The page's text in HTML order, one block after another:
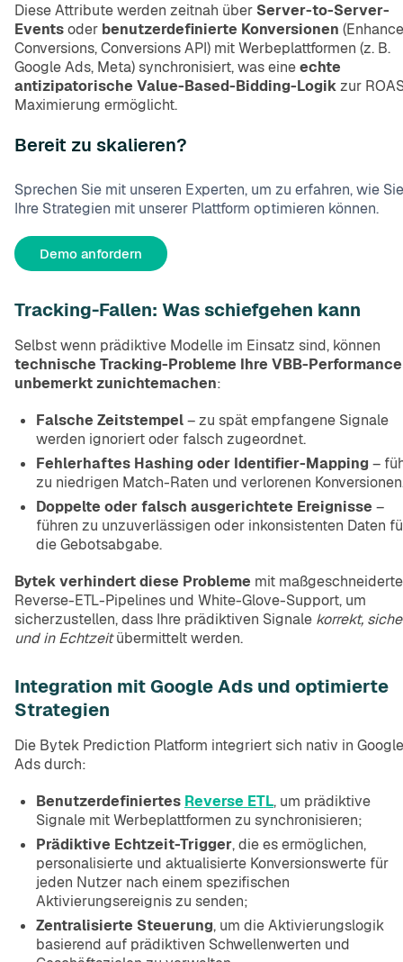
Diese Attribute werden zeitnah über Server-to-Server-
Eventsoder benutzerdefinierte Konversionen
Conversions, Conversions API) mit Werbeplattformen (z. B.
Google Ads, Meta) synchronisiert, was eineechte
antizipatorische Value-Based-Bidding-Logikzur
Maximierung ermöglicht.
Bereit zu skalieren?
Sprechen Sie mit unseren Experten, um zu erfahren, wie Sie
Ihre Strategien mit unserer Plattform optimieren können.
Demo anfordern
Tracking-Fallen: Was schiefgehen kann
Selbst wenn prädiktive Modelle im Einsatz sind, können
technische Tracking-Probleme Ihre VBB-Performance
unbemerkt zunichtemachen:
Falsche Zeitstempel– zu spät empfangene Signale
werden ignoriert oder falsch zugeordnet.
Fehlerhaftes Hashing oder Identifier-Mapping –
zu niedrigen Match-Raten und verlorenen
Doppelte oder falsch ausgerichtete Ereignisse –
führen zu unzuverlässigen oder inkonsistenten Daten
die Gebotsabgabe.
Bytek verhindert diese Probleme mit
Reverse-ETL-Pipelines und White-Glove-Support, um
sicherzustellen, dass Ihre prädiktiven Signale korrekt,
und in Echtzeitübermittelt werden.
Integration mit Google Ads und optimierte
Strategien
Die Bytek Prediction Platform integriert sich nativ in Google
Ads durch:
Benutzerdefiniertes Reverse ETL, um prädiktive
Signale mit Werbeplattformen zu synchronisieren;
Prädiktive Echtzeit-Trigger, die es ermöglichen,
personalisierte und aktualisierte Konversionswerte für
jeden Nutzer nach einem spezifischen
Aktivierungsereignis zu senden;
Zentralisierte Steuerung, um die Aktivierungslogik
basierend auf prädiktiven Schwellenwerten und